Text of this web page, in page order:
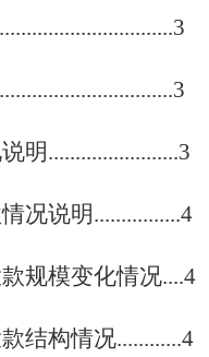
明........................3
况说明................4
规模变化情况....4
结构情况............4